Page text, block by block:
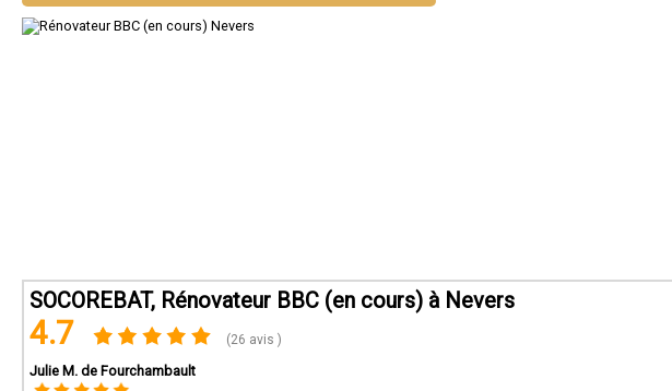
SOCOREBAT, Rénovateur BBC (en cours) à Nevers
4.7 (26 avis )
Julie M. de Fourchambault